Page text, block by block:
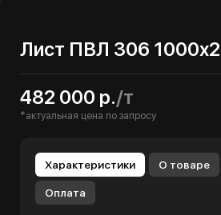
Лист ПВЛ 306
482 000 р./т
*актуальная цена по запросу
Характеристики О товаре
Оплата